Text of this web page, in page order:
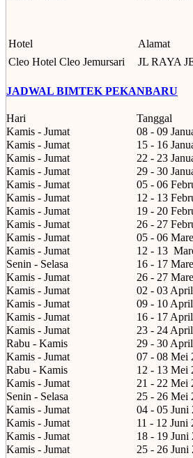
Hotel
Alamat
Cleo Hotel Cleo Jemursari
JL RAYA
JADWAL BIMTEK PEKANBARU
Hari
Tanggal
Kamis - Jumat
08 - 09
Kamis - Jumat
15 - 16
Kamis - Jumat
22 - 23
Kamis - Jumat
29 - 30
Kamis - Jumat
05 - 06
Kamis - Jumat
12 - 13
Kamis - Jumat
19 - 20
Kamis - Jumat
26 - 27
Kamis - Jumat
05 - 06
Kamis - Jumat
12 - 13
Senin - Selasa
16 - 17
Kamis - Jumat
26 - 27
Kamis - Jumat
02 - 03
Kamis - Jumat
09 - 10
Kamis - Jumat
16 - 17
Kamis - Jumat
23 - 24
Rabu - Kamis
29 - 30
Kamis - Jumat
07 - 08 Mei
Rabu - Kamis
12 - 13 Mei
Kamis - Jumat
21 - 22 Mei
Senin - Selasa
25 - 26 Mei
Kamis - Jumat
04 - 05 Juni
Kamis - Jumat
11 - 12 Juni
Kamis - Jumat
18 - 19 Juni
Kamis - Jumat
25 - 26 Juni